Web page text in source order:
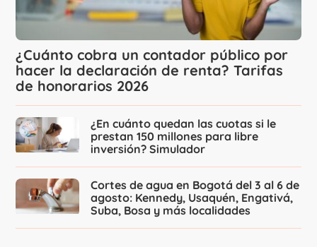
¿Cuánto cobra un contador público por
hacer la declaración de renta? Tarifas
de honorarios 2026
¿En cuánto quedan las cuotas si le
prestan 150 millones para libre
inversión? Simulador
Cortes de agua en Bogotá del 3 al 6 de
agosto: Kennedy, Usaquén, Engativá,
Suba, Bosa y más localidades